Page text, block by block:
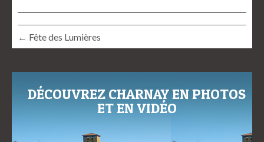
← Fête des Lumières
DÉCOUVREZ CHARNAY EN PHOTOS
ET EN VIDÉO